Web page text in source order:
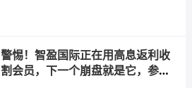
警惕！智盈国际正在用高息返利收
割会员，下一个崩盘就是它，参与